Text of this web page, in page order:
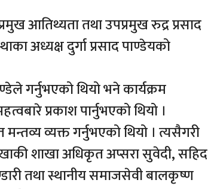
आतिथ्यता तथा उपप्रमुख रुद्र प्रसाद
अध्यक्ष दुर्गा प्रसाद पाण्डेयको
गर्नुभएको थियो भने कार्यक्रम
प्रकाश पार्नुभएको थियो ।
व्यक्त गर्नुभएको थियो । त्यसैगरी
शाखा अधिकृत अप्सरा सुवेदी, सहिद
तथा स्थानीय समाजसेवी बालकृष्ण